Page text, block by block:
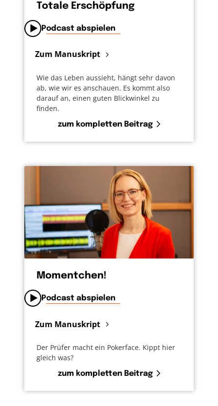
Totale Erschöpfung
Podcast abspielen
Zum Manuskript
Wie das Leben aussieht, hängt sehr davon
ab, wie wir es anschauen. Es kommt also
darauf an, einen guten Blickwinkel zu
finden.
zum kompletten Beitrag
Momentchen!
Podcast abspielen
Zum Manuskript
Der Prüfer macht ein Pokerface. Kippt hier
gleich was?
zum kompletten Beitrag